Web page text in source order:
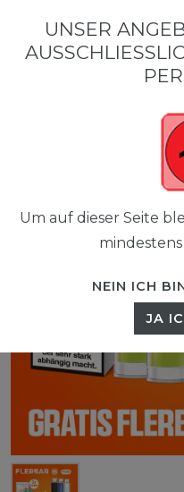
UNSER
Um auf dieser Seite
mindestens
NEIN ICH
JA